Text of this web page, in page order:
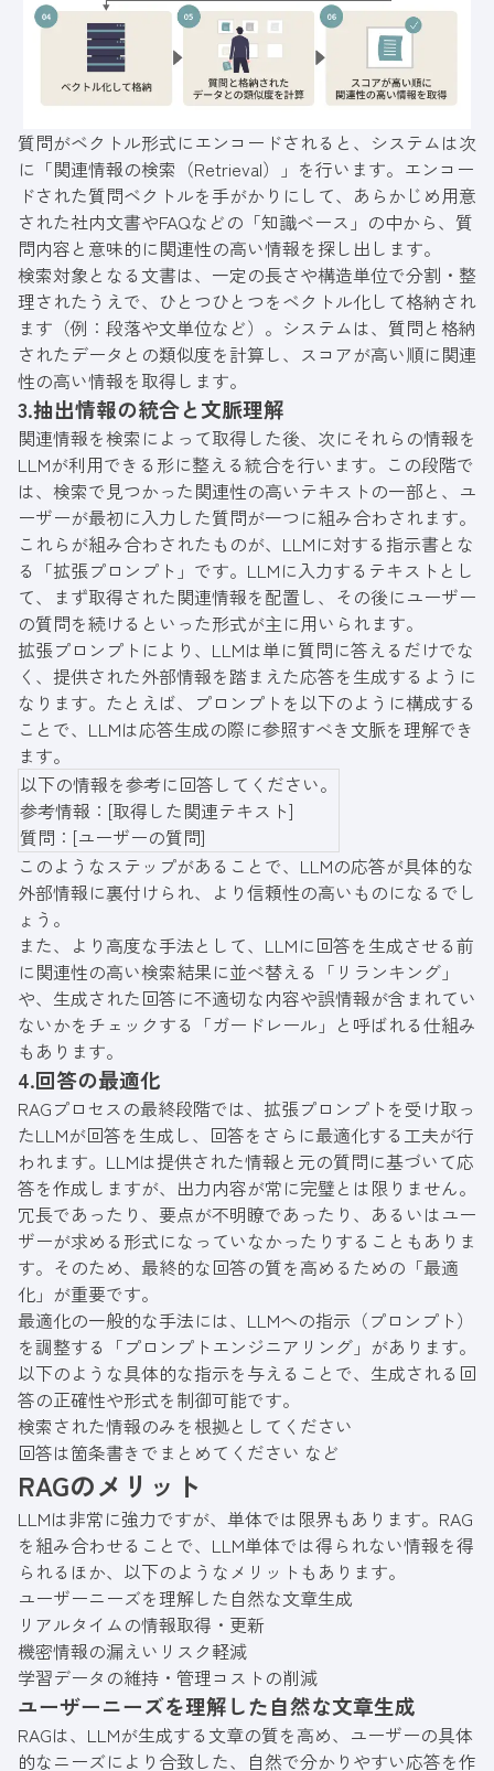
質問がベクトル形式にエンコードされると、システムは次
に「関連情報の検索（Retrieval）」を行います。エンコー
ドされた質問ベクトルを手がかりにして、あらかじめ用意
された社内文書やFAQなどの「知識ベース」の中から、質
問内容と意味的に関連性の高い情報を探し出します。
検索対象となる文書は、一定の長さや構造単位で分割・整
理されたうえで、ひとつひとつをベクトル化して格納され
ます（例：段落や文単位など）。システムは、質問と格納
されたデータとの類似度を計算し、スコアが高い順に関連
性の高い情報を取得します。
3.抽出情報の統合と文脈理解
関連情報を検索によって取得した後、次にそれらの情報を
LLMが利用できる形に整える統合を行います。この段階で
は、検索で見つかった関連性の高いテキストの一部と、ユ
ーザーが最初に入力した質問が一つに組み合わされます。
これらが組み合わされたものが、LLMに対する指示書とな
る「拡張プロンプト」です。LLMに入力するテキストとし
て、まず取得された関連情報を配置し、その後にユーザー
の質問を続けるといった形式が主に用いられます。
拡張プロンプトにより、LLMは単に質問に答えるだけでな
く、提供された外部情報を踏まえた応答を生成するように
なります。たとえば、プロンプトを以下のように構成する
ことで、LLMは応答生成の際に参照すべき文脈を理解でき
ます。
以下の情報を参考に回答してください。
参考情報：[取得した関連テキスト]
質問：[ユーザーの質問]
このようなステップがあることで、LLMの応答が具体的な
外部情報に裏付けられ、より信頼性の高いものになるでし
ょう。
また、より高度な手法として、LLMに回答を生成させる前
に関連性の高い検索結果に並べ替える「リランキング」
や、生成された回答に不適切な内容や誤情報が含まれてい
ないかをチェックする「ガードレール」と呼ばれる仕組み
もあります。
4.回答の最適化
RAGプロセスの最終段階では、拡張プロンプトを受け取っ
たLLMが回答を生成し、回答をさらに最適化する工夫が行
われます。LLMは提供された情報と元の質問に基づいて応
答を作成しますが、出力内容が常に完璧とは限りません。
冗長であったり、要点が不明瞭であったり、あるいはユー
ザーが求める形式になっていなかったりすることもありま
す。そのため、最終的な回答の質を高めるための「最適
化」が重要です。
最適化の一般的な手法には、LLMへの指示（プロンプト）
を調整する「プロンプトエンジニアリング」があります。
以下のような具体的な指示を与えることで、生成される回
答の正確性や形式を制御可能です。
検索された情報のみを根拠としてください
回答は箇条書きでまとめてください など
RAGのメリット
LLMは非常に強力ですが、単体では限界もあります。RAG
を組み合わせることで、LLM単体では得られない情報を得
られるほか、以下のようなメリットもあります。
ユーザーニーズを理解した自然な文章生成
リアルタイムの情報取得・更新
機密情報の漏えいリスク軽減
学習データの維持・管理コストの削減
ユーザーニーズを理解した自然な文章生成
RAGは、LLMが生成する文章の質を高め、ユーザーの具体
的なニーズにより合致した、自然で分かりやすい応答を作